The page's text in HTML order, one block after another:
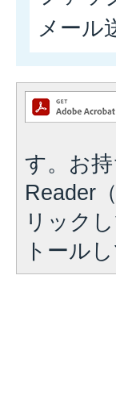
メール
す。お
Reader
リック
トール